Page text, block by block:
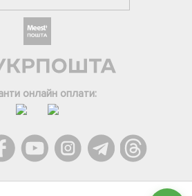
онлайн оплати:
Телеграм
Вайбер
Онлайн чат